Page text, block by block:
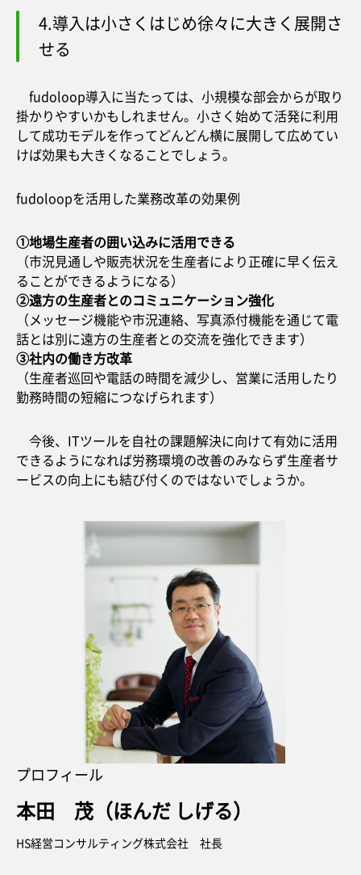
4.導入は小さくはじめ徐々に大きく展開さ
せる
fudoloop導入に当たっては、小規模な部会からが取り
掛かりやすいかもしれません。小さく始めて活発に利用
して成功モデルを作ってどんどん横に展開して広めてい
けば効果も大きくなることでしょう。
fudoloopを活用した業務改革の効果例
①地場生産者の囲い込みに活用できる
（市況見通しや販売状況を生産者により正確に早く伝え
ることができるようになる）
②遠方の生産者とのコミュニケーション強化
（メッセージ機能や市況連絡、写真添付機能を通じて電
話とは別に遠方の生産者との交流を強化できます）
③社内の働き方改革
（生産者巡回や電話の時間を減少し、営業に活用したり
勤務時間の短縮につなげられます）
今後、ITツールを自社の課題解決に向けて有効に活用
できるようになれば労務環境の改善のみならず生産者サ
ービスの向上にも結び付くのではないでしょうか。
プロフィール
本田 茂（ほんだ しげる）
HS経営コンサルティング株式会社 社長